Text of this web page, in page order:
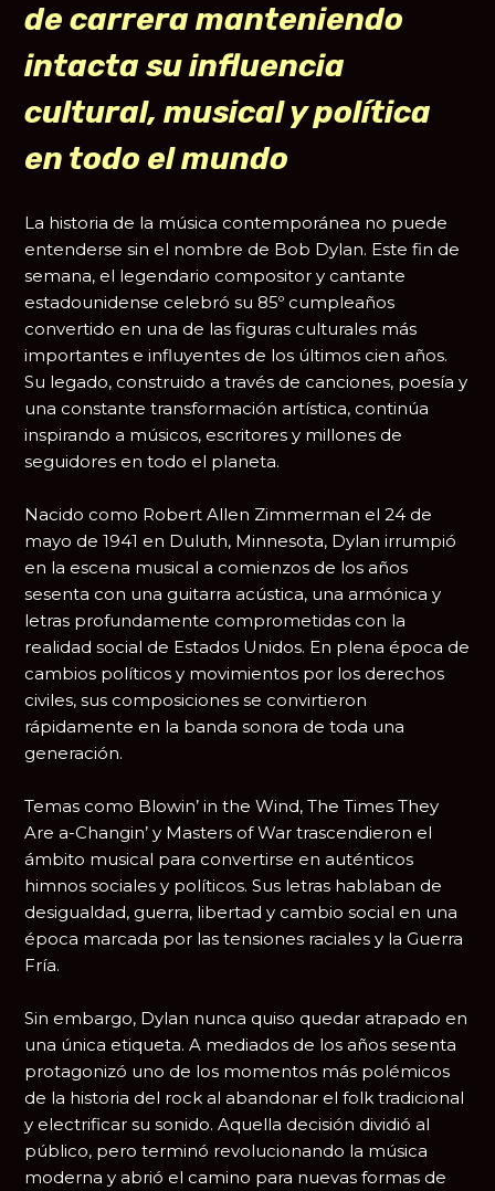
de carrera manteniendo
intacta su influencia
cultural, musical y política
en todo el mundo
La historia de la música contemporánea no puede
entenderse sin el nombre de Bob Dylan. Este fin de
semana, el legendario compositor y cantante
estadounidense celebró su 85º cumpleaños
convertido en una de las figuras culturales más
importantes e influyentes de los últimos cien años.
Su legado, construido a través de canciones, poesía y
una constante transformación artística, continúa
inspirando a músicos, escritores y millones de
seguidores en todo el planeta.
Nacido como Robert Allen Zimmerman el 24 de
mayo de 1941 en Duluth, Minnesota, Dylan irrumpió
en la escena musical a comienzos de los años
sesenta con una guitarra acústica, una armónica y
letras profundamente comprometidas con la
realidad social de Estados Unidos. En plena época de
cambios políticos y movimientos por los derechos
civiles, sus composiciones se convirtieron
rápidamente en la banda sonora de toda una
generación.
Temas como Blowin’ in the Wind,The Times They
Are a-Changin’ y Masters of War trascendieron el
ámbito musical para convertirse en auténticos
himnos sociales y políticos. Sus letras hablaban de
desigualdad, guerra, libertad y cambio social en una
época marcada por las tensiones raciales y la Guerra
Fría.
Sin embargo, Dylan nunca quiso quedar atrapado en
una única etiqueta. A mediados de los años sesenta
protagonizó uno de los momentos más polémicos
de la historia del rock al abandonar el folk tradicional
y electrificar su sonido. Aquella decisión dividió al
público, pero terminó revolucionando la música
moderna y abrió el camino para nuevas formas de